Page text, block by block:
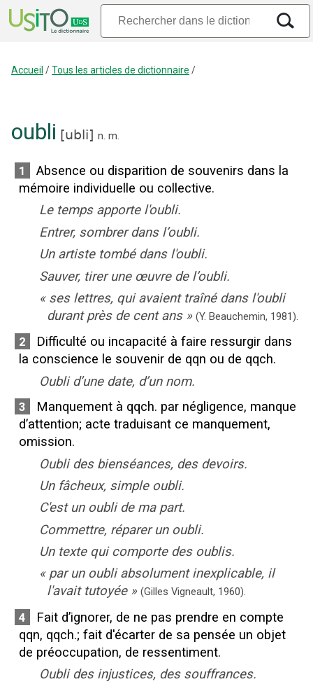
Accueil /Tous les articles de dictionnaire /
oubli [ubli] n. m.
1
Absence ou disparition de souvenirs dans la
mémoire individuelle ou collective.
Le temps apporte l'oubli.
Entrer, sombrer dans l’oubli.
Un artiste tombé dans l'oubli.
Sauver, tirer une œuvre de l’oubli.
« ses lettres, qui avaient traîné dans l'oubli
durant près de cent ans » (Y. Beauchemin, 1981).
2
Difficulté ou incapacité à faire ressurgir dans
la conscience le souvenir de qqn ou de qqch.
Oubli d’une date, d’un nom.
3
Manquement à qqch. par négligence, manque
d’attention; acte traduisant ce manquement,
omission.
Oubli des bienséances, des devoirs.
Un fâcheux, simple oubli.
C'est un oubli de ma part.
Commettre, réparer un oubli.
Un texte qui comporte des oublis.
« par un oubli absolument inexplicable, il
l'avait tutoyée » (Gilles Vigneault, 1960).
4
Fait d’ignorer, de ne pas prendre en compte
qqn, qqch.; fait d'écarter de sa pensée un objet
de préoccupation, de ressentiment.
Oubli des injustices, des souffrances.